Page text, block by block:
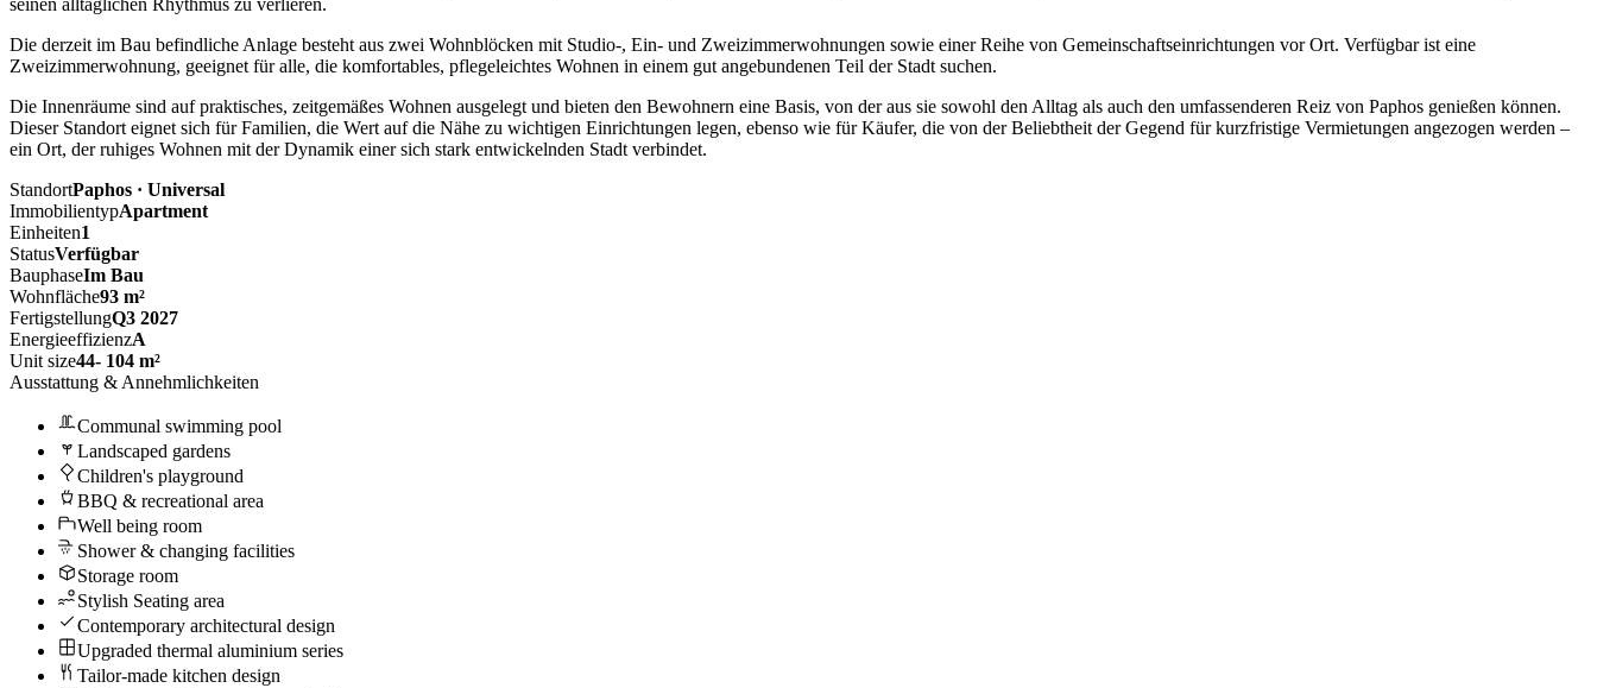
Die derzeit im Bau befindliche Anlage besteht aus zwei Wohnblöcken mit Studio-, Ein- und Zweizimmerwohnungen sowie einer Reihe von Gemeinschaftseinrichtungen vor Ort. Verfügbar ist eine
Zweizimmerwohnung, geeignet für alle, die komfortables, pflegeleichtes Wohnen in einem gut angebundenen Teil der Stadt suchen.
Die Innenräume sind auf praktisches, zeitgemäßes Wohnen ausgelegt und bieten den Bewohnern eine Basis, von der aus sie sowohl den Alltag als auch den umfassenderen Reiz von Paphos genießen können.
Dieser Standort eignet sich für Familien, die Wert auf die Nähe zu wichtigen Einrichtungen legen, ebenso wie für Käufer, die von der Beliebtheit der Gegend für kurzfristige Vermietungen angezogen werden –
ein Ort, der ruhiges Wohnen mit der Dynamik einer sich stark entwickelnden Stadt verbindet.
StandortPaphos · Universal
ImmobilientypApartment
Einheiten1
StatusVerfügbar
BauphaseIm Bau
Wohnfläche93 m²
FertigstellungQ3 2027
EnergieeffizienzA
Unit size44- 104 m²
Ausstattung & Annehmlichkeiten
Communal swimming pool
Landscaped gardens
Children's playground
BBQ & recreational area
Well being room
Shower & changing facilities
Storage room
Stylish Seating area
Contemporary architectural design
Upgraded thermal aluminium series
Tailor-made kitchen design